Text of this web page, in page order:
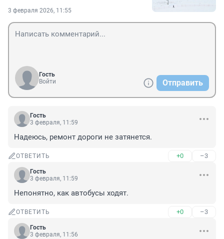
3 февраля 2026, 11:55
Гость
Войти
Отправить
Гость
3 февраля, 11:59
Надеюсь, ремонт дороги не затянется.
ОТВЕТИТЬ +0 –3
Гость
3 февраля, 11:59
Непонятно, как автобусы ходят.
ОТВЕТИТЬ +0 –3
Гость
3 февраля, 11:56